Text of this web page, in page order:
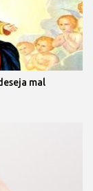
mal